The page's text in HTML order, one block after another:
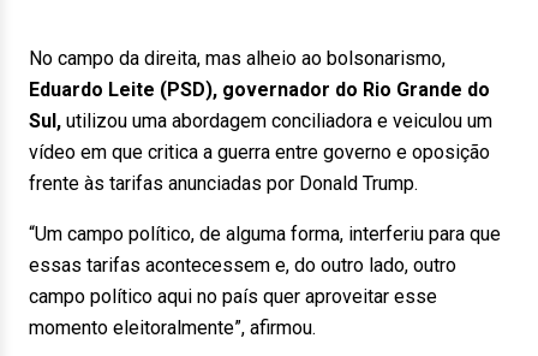
No campo da direita, mas alheio ao bolsonarismo,
Eduardo Leite (PSD), governador do Rio Grande do
Sul, utilizou uma abordagem conciliadora e veiculou um
vídeo em que critica a guerra entre governo e oposição
frente às tarifas anunciadas por Donald Trump.
“Um campo político, de alguma forma, interferiu para que
essas tarifas acontecessem e, do outro lado, outro
campo político aqui no país quer aproveitar esse
momento eleitoralmente”, afirmou.